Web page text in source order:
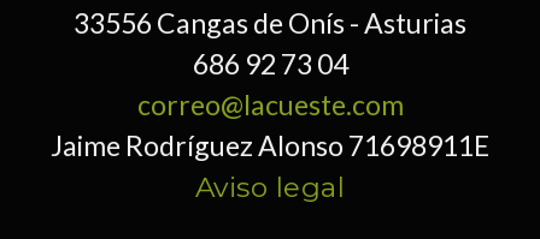
33556 Cangas de Onís - Asturias
686 92 73 04
correo@lacueste.com
Jaime Rodríguez Alonso 71698911E
Aviso legal